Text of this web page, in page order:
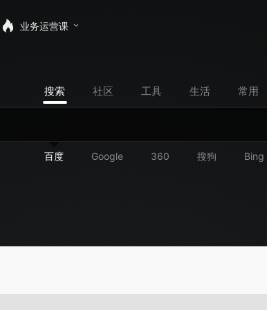
业务运营课
搜索 社区 工具 生活 常用
百度 Google 360 搜狗 Bing